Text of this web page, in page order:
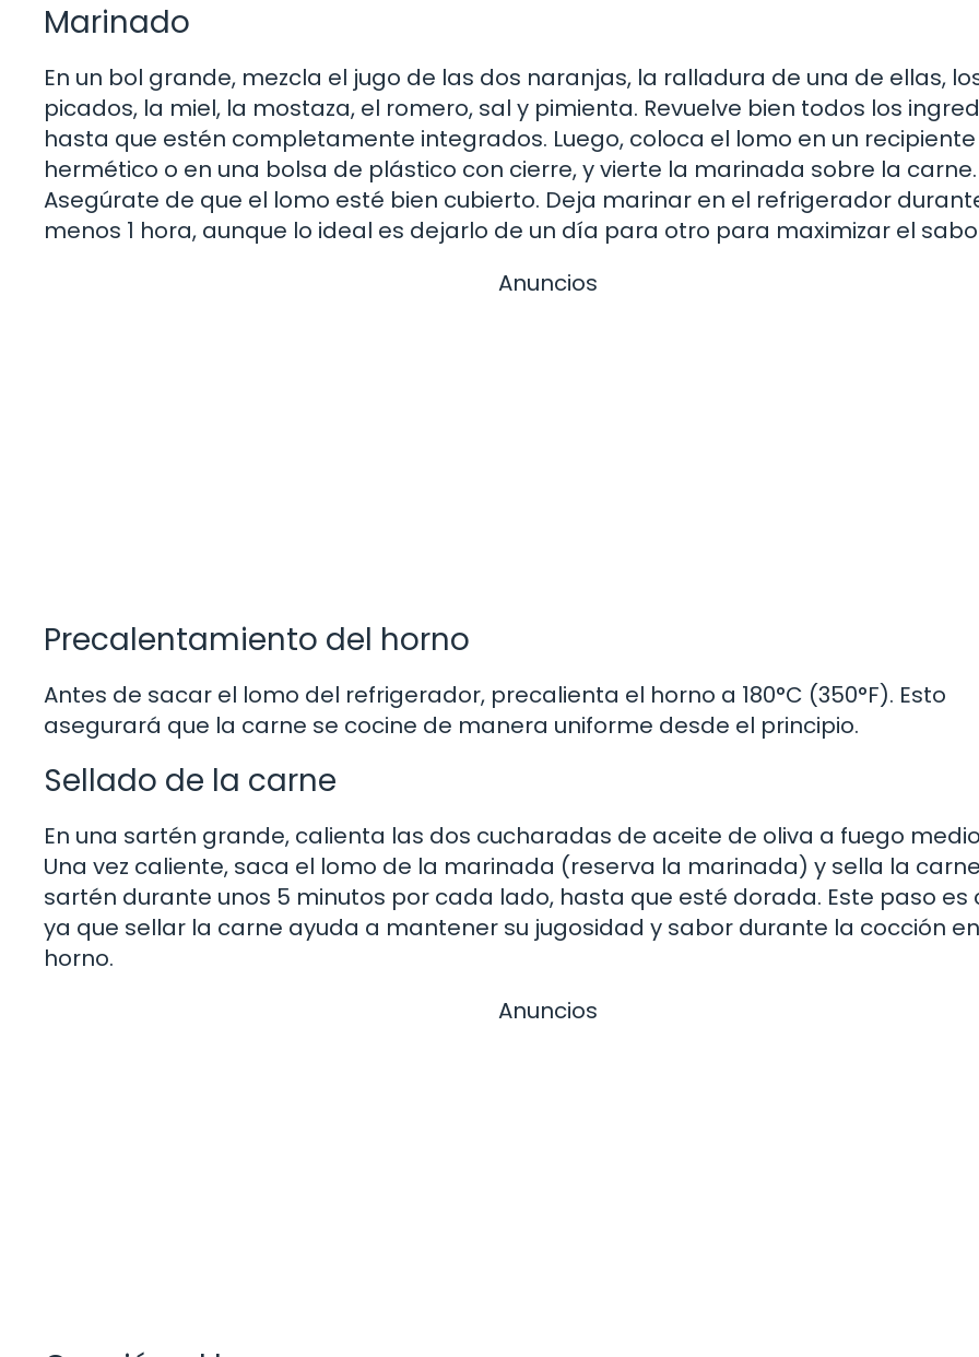
Marinado
En un bol grande, mezcla el jugo de las dos naranjas, la ralladura de una de ellas,
picados, la miel, la mostaza, el romero, sal y pimienta. Revuelve bien todos los
hasta que estén completamente integrados. Luego, coloca el lomo en un recipiente
hermético o en una bolsa de plástico con cierre, y vierte la marinada sobre la carne.
Asegúrate de que el lomo esté bien cubierto. Deja marinar en el refrigerador
menos 1 hora, aunque lo ideal es dejarlo de un día para otro para maximizar el
Anuncios
Precalentamiento del horno
Antes de sacar el lomo del refrigerador, precalienta el horno a 180°C (350°F). Esto
asegurará que la carne se cocine de manera uniforme desde el principio.
Sellado de la carne
En una sartén grande, calienta las dos cucharadas de aceite de oliva a fuego
Una vez caliente, saca el lomo de la marinada (reserva la marinada) y sella la
sartén durante unos 5 minutos por cada lado, hasta que esté dorada. Este paso es
ya que sellar la carne ayuda a mantener su jugosidad y sabor durante la cocción
horno.
Anuncios